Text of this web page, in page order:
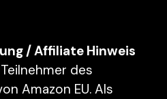
/ Affiliate Hinweis
des
Amazon EU. Als